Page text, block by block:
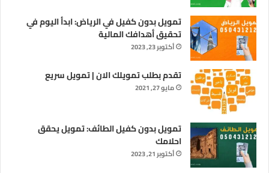
تمويل بدون كفيل في الرياض: ابدأ اليوم في
تحقيق أهدافك المالية
أكتوبر 23, 2023
تقدم بطلب تمويلك الان | تمويل سريع
مايو 27, 2021
تمويل بدون كفيل الطائف: تمويل يحقق
احلامك
أكتوبر 21, 2023